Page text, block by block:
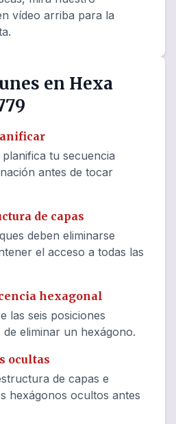
vídeo arriba para la
en Hexa
tu secuencia
antes de tocar
de capas
deben eliminarse
el acceso a todas las
hexagonal
las seis posiciones
de eliminar un hexágono.
ocultas
de capas e
hexágonos ocultos antes